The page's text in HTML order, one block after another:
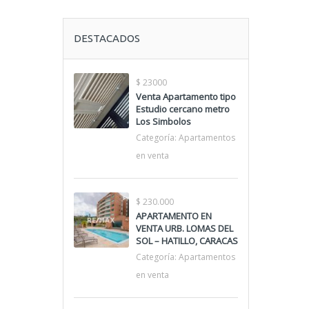
DESTACADOS
$ 23000
Venta Apartamento tipo
Estudio cercano metro
Los Simbolos
Categoría: Apartamentos
en venta
$ 230.000
APARTAMENTO EN
VENTA URB. LOMAS DEL
SOL – HATILLO, CARACAS
Categoría: Apartamentos
en venta